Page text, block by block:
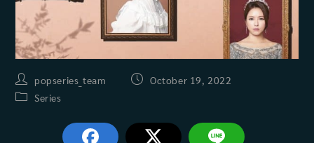
Post
author:
popseries_team
PostOctober 19, 2022
PostSeries